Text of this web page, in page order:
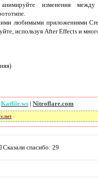
изменения
любимыми приложениями
используя After Effects и
Katfile.ws| Nitroflare.com
Сказали спасибо: 29